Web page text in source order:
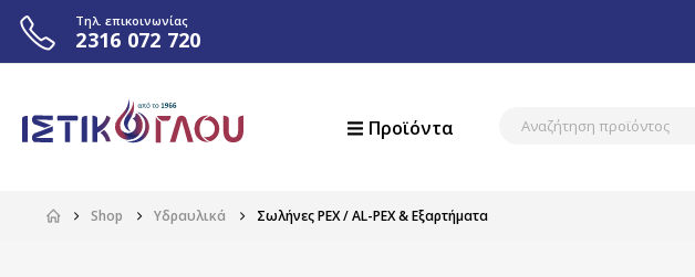
Τηλ. επικοινωνίας
2316 072 720
Προϊόντα
Shop Υδραυλικά Σωλήνες PEX / AL-PEX & Εξαρτήματα